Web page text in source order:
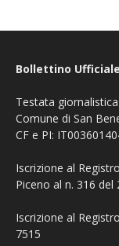
Bollettino
Testata
Comune di San
CF e PI:
Iscrizione al
Piceno al n. 316 del
Iscrizione al
7515